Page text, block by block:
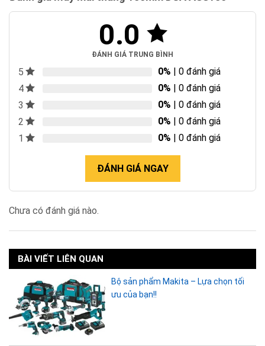
0.0
ĐÁNH GIÁ TRUNG BÌNH
5 0% | 0 đánh giá
4
0% | 0 đánh giá
3
0% | 0 đánh giá
2
0% | 0 đánh giá
1
0% | 0 đánh giá
ĐÁNH GIÁ NGAY
Chưa có đánh giá nào.
BÀI VIẾT LIÊN QUAN
Bộ sản phẩm Makita – Lựa chọn tối
ưu của bạn!!